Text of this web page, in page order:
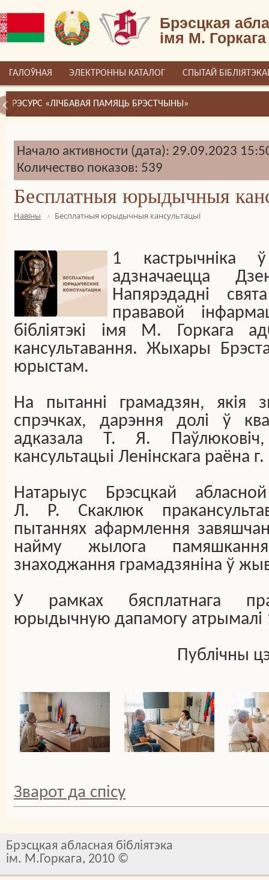
Брэсцкая
імя М. Горкага
ГАЛОЎНАЯ ЭЛЕКТРОННЫ КАТАЛОГ СПЫТАЙ
РЭСУРС «ЛІЧБАВАЯ ПАМЯЦЬ БРЭСТЧЫНЫ»
Начало активности (дата): 29.09.2023
Количество показов: 539
Бесплатныя юрыдычныя
Навіны Бесплатныя юрыдычныя кансультацыі
1 кастрычніка
адзначаецца
Напярэдадні
прававой
бібліятэкі імя М. Горкага
кансультавання. Жыхары
юрыстам.
На пытанні грамадзян, якія
спрэчках, дарэння долі ў
адказала Т. Я.
кансультацыі Ленінскага раёна
Натарыус Брэсцкай
Л. Р. Скаклюк
пытаннях афармлення
найму жылога
знаходжання грамадзяніна ў
У рамках бясплатнага
юрыдычную дапамогу атрымалі
Публічны
Зварот да спісу
Брэсцкая абласная бібліятэка
ім. М.Горкага, 2010 ©